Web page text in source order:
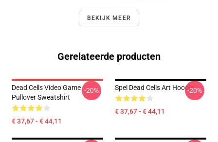
BEKIJK MEER
Gerelateerde producten
Dead Cells Video Game
Pullover Sweatshirt
€ 37,67 - € 44,11
-20% Spel Dead Cells Art Hoodie
€ 37,67 - € 44,11
-20%